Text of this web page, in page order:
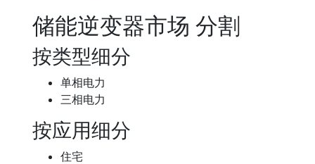
储能逆变器市场 分割
按类型细分
单相电力
三相电力
按应用细分
住宅